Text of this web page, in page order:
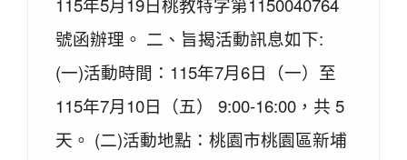
號函辦理。 二、旨揭活動訊息如下:
(一)活動時間：115年7月6日（一）至
115年7月10日（五） 9:00-16:00，共 5
天。 (二)活動地點：桃園市桃園區新埔